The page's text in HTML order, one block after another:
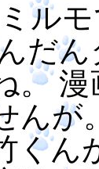
ル
だ
。
んが
くん